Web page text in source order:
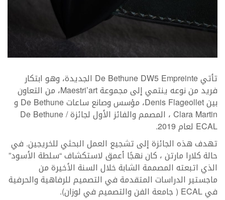
تأتي De Bethune DW5 Empreinte الجديدة، وهو ابتكار
فريد من نوعه ينتمي إلى مجموعة Maestri’art، من التعاون
بين Denis Flageollet، مؤسس وصانع ساعات De Bethune و
Clara Martin ، المصمم والفائز الأول لجائزة De Bethune /
ECAL لعام 2019.
تهدف هذه الجائزة إلى تشجيع العمل البحثي للخريجين. في
حالة كلارا مارتن ، كان نهجًا أعمق لاستكشاف “سلطة الأسود”
الذي اتبعته المصممة الشابة خلال السنة الأخيرة من
ماجستير الدراسات المتقدمة في التصميم للرفاهية والحرفية
في ECAL ( جامعة الفن والتصميم في لوزان).